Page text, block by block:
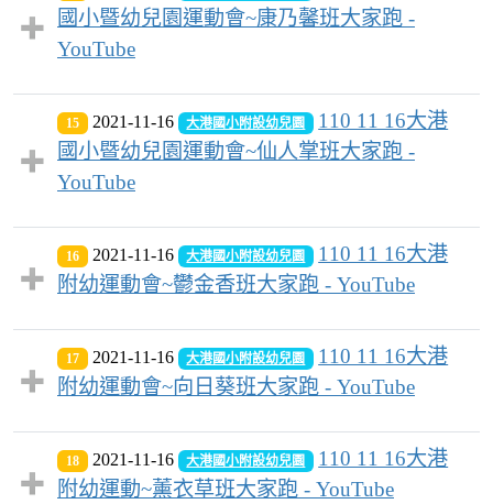
國小暨幼兒園運動會~康乃馨班大家跑 -
YouTube
15 2021-11-16 大港國小附設幼兒園
110 11 16大港
國小暨幼兒園運動會~仙人掌班大家跑 -
YouTube
16 2021-11-16 大港國小附設幼兒園
110 11 16大港
附幼運動會~鬱金香班大家跑 - YouTube
17 2021-11-16 大港國小附設幼兒園
110 11 16大港
附幼運動會~向日葵班大家跑 - YouTube
18 2021-11-16 大港國小附設幼兒園
110 11 16大港
附幼運動~薰衣草班大家跑 - YouTube